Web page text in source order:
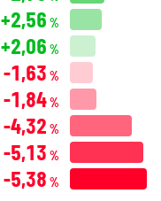
+2,56 %
+2,06 %
-1,63 %
-1,84%
-4,32 %
-5,13 %
-5,38 %